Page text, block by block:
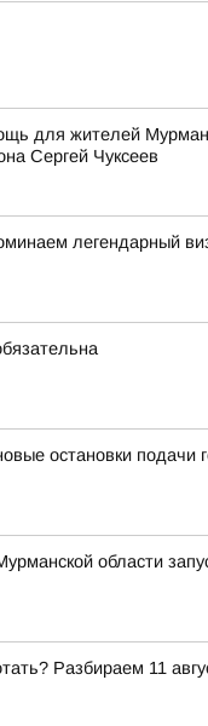
для жителей
Сергей Чуксеев
легендарный
остановки
области
Разбираем 11